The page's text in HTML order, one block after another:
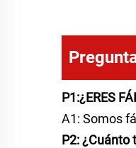
P1:¿ERES
A1: Somos
P2: ¿Cuánto